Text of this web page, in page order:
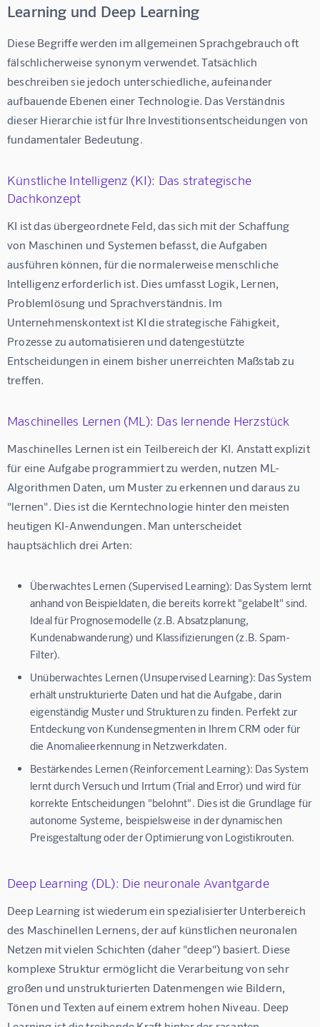
Learning und Deep Learning
Diese Begriffe werden im allgemeinen Sprachgebrauch oft
fälschlicherweise synonym verwendet. Tatsächlich
beschreiben sie jedoch unterschiedliche, aufeinander
aufbauende Ebenen einer Technologie. Das Verständnis
dieser Hierarchie ist für Ihre Investitionsentscheidungen von
fundamentaler Bedeutung.
Künstliche Intelligenz (KI): Das strategische
Dachkonzept
KI ist das übergeordnete Feld, das sich mit der Schaffung
von Maschinen und Systemen befasst, die Aufgaben
ausführen können, für die normalerweise menschliche
Intelligenz erforderlich ist. Dies umfasst Logik, Lernen,
Problemlösung und Sprachverständnis. Im
Unternehmenskontext ist KI die strategische Fähigkeit,
Prozesse zu automatisieren und datengestützte
Entscheidungen in einem bisher unerreichten Maßstab zu
treffen.
Maschinelles Lernen (ML): Das lernende Herzstück
Maschinelles Lernen ist ein Teilbereich der KI. Anstatt explizit
für eine Aufgabe programmiert zu werden, nutzen ML-
Algorithmen Daten, um Muster zu erkennen und daraus zu
"lernen". Dies ist die Kerntechnologie hinter den meisten
heutigen KI-Anwendungen. Man unterscheidet
hauptsächlich drei Arten:
Überwachtes Lernen (Supervised Learning): Das System lernt
anhand von Beispieldaten, die bereits korrekt "gelabelt" sind.
Ideal für Prognosemodelle (z.B. Absatzplanung,
Kundenabwanderung) und Klassifizierungen (z.B. Spam-
Filter).
Unüberwachtes Lernen (Unsupervised Learning): Das System
erhält unstrukturierte Daten und hat die Aufgabe, darin
eigenständig Muster und Strukturen zu finden. Perfekt zur
Entdeckung von Kundensegmenten in Ihrem CRM oder für
die Anomalieerkennung in Netzwerkdaten.
Bestärkendes Lernen (Reinforcement Learning): Das System
lernt durch Versuch und Irrtum (Trial and Error) und wird für
korrekte Entscheidungen "belohnt". Dies ist die Grundlage für
autonome Systeme, beispielsweise in der dynamischen
Preisgestaltung oder der Optimierung von Logistikrouten.
Deep Learning (DL): Die neuronale Avantgarde
Deep Learning ist wiederum ein spezialisierter Unterbereich
des Maschinellen Lernens, der auf künstlichen neuronalen
Netzen mit vielen Schichten (daher "deep") basiert. Diese
komplexe Struktur ermöglicht die Verarbeitung von sehr
großen und unstrukturierten Datenmengen wie Bildern,
Tönen und Texten auf einem extrem hohen Niveau. Deep